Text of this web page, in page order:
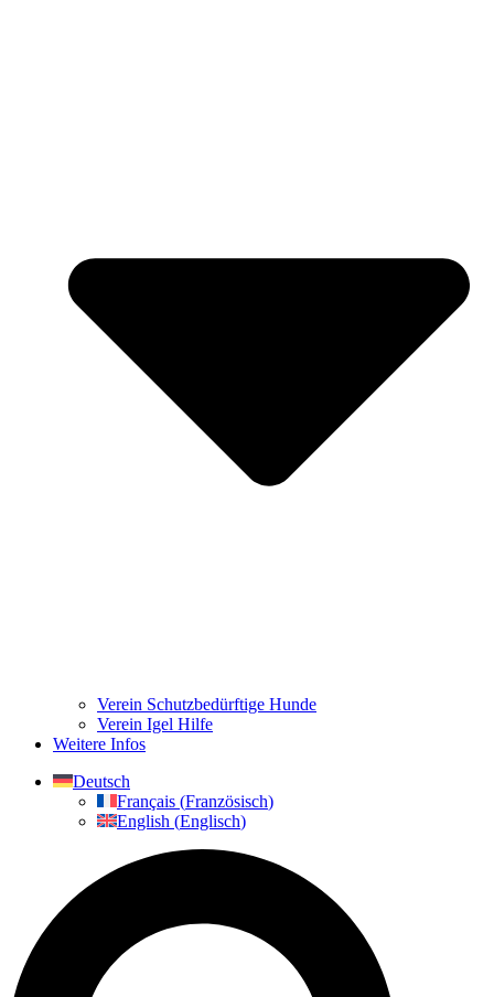
Verein Schutzbedürftige Hunde
Verein Igel Hilfe
Weitere Infos
Deutsch
Français (Französisch)
English (Englisch)